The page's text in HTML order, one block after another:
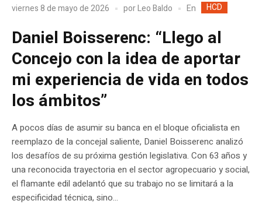
viernes 8 de mayo de 2026 porLeo Baldo En HCD
Daniel Boisserenc: “Llego al
Concejo con la idea de aportar
mi experiencia de vida en todos
los ámbitos”
A pocos días de asumir su banca en el bloque oficialista en
reemplazo de la concejal saliente, Daniel Boisserenc analizó
los desafíos de su próxima gestión legislativa. Con 63 años y
una reconocida trayectoria en el sector agropecuario y social,
el flamante edil adelantó que su trabajo no se limitará a la
especificidad técnica, sino...